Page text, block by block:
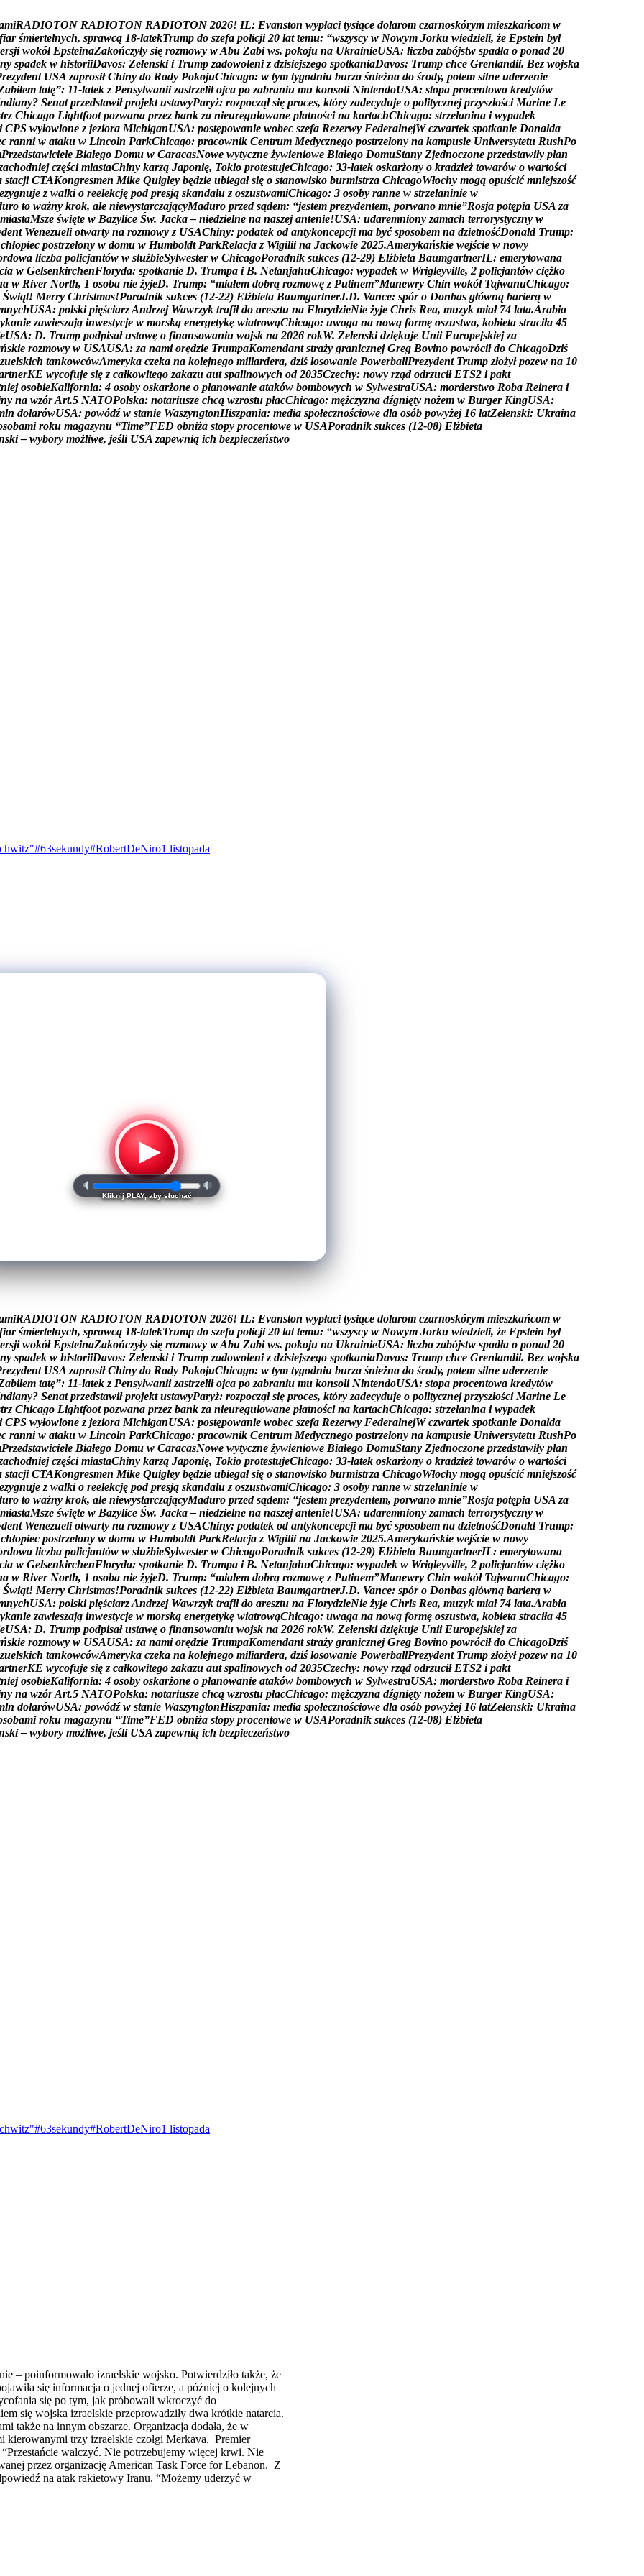
miRADIOTON RADIOTON RADIOTON 2026! IL: Evanston wypłaci tysiące dolarom czarnoskórym mieszkańcom w
fiar śmiertelnych, sprawcą 18-latekTrump do szefa policji 20 lat temu: “wszyscy w Nowym Jorku wiedzieli, że Epstein był
ersji wokół EpsteinaZakończyły się rozmowy wAbu Zabi ws. pokoju na UkrainieUSA: liczba zabójstw spadła o ponad 20
ny spadek w historiiDavos: Zełenski i Trump zadowoleni z dzisiejszego spotkaniaDavos: Trump chce Grenlandii. Bez wojska
rezydent USA zaprosił Chiny do Rady PokojuChicago: w tym tygodniu burza śnieżna do środy, potem silne uderzenie
abiłem tatę”: 11-latek z Pensylwanii zastrzelił ojca po zabraniu mu konsoli NintendoUSA: stopa procentowa kredytów
ndiany? Senat przedstawił projekt ustawyParyż: rozpoczął się proces, który zadecyduje o politycznej przyszłości Marine Le
trz Chicago Lightfoot pozwana przez bank za nieuregulowane płatności na kartachChicago: strzelanina i wypadek
i CPS wyłowione z jeziora MichiganUSA: postępowanie wobec szefa Rezerwy FederalnejW czwartek spotkanie Donalda
c ranni w ataku w Lincoln ParkChicago: pracownik Centrum Medycznego postrzelony na kampusie Uniwersytetu RushPo
Przedstawiciele Białego Domu w CaracasNowe wytyczne żywieniowe Białego DomuStany Zjednoczone przedstawiły plan
achodniej części miastaChiny karzą Japonię, Tokio protestujeChicago: 33-latek oskarżony o kradzież towarów o wartości
stacji CTAKongresmen Mike Quigley będzie ubiegał się o stanowisko burmistrza ChicagoWłochy mogą opuścić mniejszość
ezygnuje z walki o reelekcję pod presją skandalu z oszustwamiChicago: 3 osoby ranne w strzelaninie w
uro to ważny krok, ale niewystarczającyMaduro przed sądem: “jestem prezydentem, porwano mnie”Rosja potępia USA za
miastaMsze święte w Bazylice Św. Jacka – niedzielne na naszej antenie!USA: udaremniony zamach terrorystyczny w
dent Wenezueli otwarty na rozmowy z USAChiny: podatek od antykoncepcji ma być sposobem na dzietnośćDonald Trump:
chłopiec postrzelony w domu w Humboldt ParkRelacja z Wigilii na Jackowie 2025.Amerykańskie wejście w nowy
rdowa liczba policjantów w służbieSylwester w ChicagoPoradnik sukces (12-29) Elżbieta BaumgartnerIL: emerytowana
cia w GelsenkirchenFloryda: spotkanie D. Trumpa i B. NetanjahuChicago: wypadek w Wrigleyville, 2 policjantów ciężko
a w River North, 1 osoba nie żyjeD. Trump: “miałem dobrą rozmowę z Putinem”Manewry Chin wokół TajwanuChicago:
Świąt! Merry Christmas!Poradnik sukces (12-22) Elżbieta BaumgartnerJ.D. Vance: spór o Donbas główną barierą w
nychUSA: polski pięściarzAndrzej Wawrzyk trafił do aresztu na FlorydzieNie żyje Chris Rea, muzyk miał 74 lata.Arabia
ykanie zawieszają inwestycje w morską energetykę wiatrowąChicago: uwaga na nową formę oszustwa, kobieta straciła 45
eUSA: D. Trump podpisał ustawę o finansowaniu wojsk na 2026 rokW. Zełenski dziękuje Unii Europejskiej za
ńskie rozmowy w USAUSA: za nami orędzie TrumpaKomendant straży granicznej Greg Bovino powrócił do ChicagoDziś
zuelskich tankowcówAmeryka czeka na kolejnego miliardera, dziś losowanie PowerballPrezydent Trump złożył pozew na 10
rtnerKE wycofuje się z całkowitego zakazu aut spalinowych od 2035Czechy: nowy rząd odrzucił ETS2 i pakt
niej osobieKalifornia: 4 osoby oskarżone o planowanie ataków bombowych w SylwestraUSA: morderstwo Roba Reinera i
ny na wzórArt.5 NATOPolska: notariusze chcą wzrostu płacChicago: mężczyzna dźgnięty nożem w Burger KingUSA:
ln dolarówUSA: powódź w stanie WaszyngtonHiszpania: media społecznościowe dla osób powyżej 16 latZełenski: Ukraina
sobami roku magazynu “Time”FED obniża stopy procentowe w USAPoradnik sukces (12-08) Elżbieta
ski – wybory możliwe, jeśli USA zapewnią ich bezpieczeństwo
#63sekundy#RobertDeNiro1 listopada
▶
Kliknij PLAY, aby słuchać
miRADIOTON RADIOTON RADIOTON 2026! IL: Evanston wypłaci tysiące dolarom czarnoskórym mieszkańcom w
fiar śmiertelnych, sprawcą 18-latekTrump do szefa policji 20 lat temu: “wszyscy w Nowym Jorku wiedzieli, że Epstein był
ersji wokół EpsteinaZakończyły się rozmowy wAbu Zabi ws. pokoju na UkrainieUSA: liczba zabójstw spadła o ponad 20
ny spadek w historiiDavos: Zełenski i Trump zadowoleni z dzisiejszego spotkaniaDavos: Trump chce Grenlandii. Bez wojska
rezydent USA zaprosił Chiny do Rady PokojuChicago: w tym tygodniu burza śnieżna do środy, potem silne uderzenie
abiłem tatę”: 11-latek z Pensylwanii zastrzelił ojca po zabraniu mu konsoli NintendoUSA: stopa procentowa kredytów
ndiany? Senat przedstawił projekt ustawyParyż: rozpoczął się proces, który zadecyduje o politycznej przyszłości Marine Le
trz Chicago Lightfoot pozwana przez bank za nieuregulowane płatności na kartachChicago: strzelanina i wypadek
i CPS wyłowione z jeziora MichiganUSA: postępowanie wobec szefa Rezerwy FederalnejW czwartek spotkanie Donalda
c ranni w ataku w Lincoln ParkChicago: pracownik Centrum Medycznego postrzelony na kampusie Uniwersytetu RushPo
Przedstawiciele Białego Domu w CaracasNowe wytyczne żywieniowe Białego DomuStany Zjednoczone przedstawiły plan
achodniej części miastaChiny karzą Japonię, Tokio protestujeChicago: 33-latek oskarżony o kradzież towarów o wartości
stacji CTAKongresmen Mike Quigley będzie ubiegał się o stanowisko burmistrza ChicagoWłochy mogą opuścić mniejszość
ezygnuje z walki o reelekcję pod presją skandalu z oszustwamiChicago: 3 osoby ranne w strzelaninie w
uro to ważny krok, ale niewystarczającyMaduro przed sądem: “jestem prezydentem, porwano mnie”Rosja potępia USA za
miastaMsze święte w Bazylice Św. Jacka – niedzielne na naszej antenie!USA: udaremniony zamach terrorystyczny w
dent Wenezueli otwarty na rozmowy z USAChiny: podatek od antykoncepcji ma być sposobem na dzietnośćDonald Trump:
chłopiec postrzelony w domu w Humboldt ParkRelacja z Wigilii na Jackowie 2025.Amerykańskie wejście w nowy
rdowa liczba policjantów w służbieSylwester w ChicagoPoradnik sukces (12-29) Elżbieta BaumgartnerIL: emerytowana
cia w GelsenkirchenFloryda: spotkanie D. Trumpa i B. NetanjahuChicago: wypadek w Wrigleyville, 2 policjantów ciężko
a w River North, 1 osoba nie żyjeD. Trump: “miałem dobrą rozmowę z Putinem”Manewry Chin wokół TajwanuChicago:
Świąt! Merry Christmas!Poradnik sukces (12-22) Elżbieta BaumgartnerJ.D. Vance: spór o Donbas główną barierą w
nychUSA: polski pięściarzAndrzej Wawrzyk trafił do aresztu na FlorydzieNie żyje Chris Rea, muzyk miał 74 lata.Arabia
ykanie zawieszają inwestycje w morską energetykę wiatrowąChicago: uwaga na nową formę oszustwa, kobieta straciła 45
eUSA: D. Trump podpisał ustawę o finansowaniu wojsk na 2026 rokW. Zełenski dziękuje Unii Europejskiej za
ńskie rozmowy w USAUSA: za nami orędzie TrumpaKomendant straży granicznej Greg Bovino powrócił do ChicagoDziś
zuelskich tankowcówAmeryka czeka na kolejnego miliardera, dziś losowanie PowerballPrezydent Trump złożył pozew na 10
rtnerKE wycofuje się z całkowitego zakazu aut spalinowych od 2035Czechy: nowy rząd odrzucił ETS2 i pakt
niej osobieKalifornia: 4 osoby oskarżone o planowanie ataków bombowych w SylwestraUSA: morderstwo Roba Reinera i
ny na wzórArt.5 NATOPolska: notariusze chcą wzrostu płacChicago: mężczyzna dźgnięty nożem w Burger KingUSA:
ln dolarówUSA: powódź w stanie WaszyngtonHiszpania: media społecznościowe dla osób powyżej 16 latZełenski: Ukraina
sobami roku magazynu “Time”FED obniża stopy procentowe w USAPoradnik sukces (12-08) Elżbieta
ski – wybory możliwe, jeśli USA zapewnią ich bezpieczeństwo
#63sekundy#RobertDeNiro1 listopada
– poinformowało izraelskie wojsko. Potwierdziło także, że
się informacja o jednej ofierze, a później o kolejnych
się po tym, jak próbowali wkroczyć do
się wojska izraelskie przeprowadziły dwa krótkie natarcia.
także na innym obszarze. Organizacja dodała, że w
kierowanymi trzy izraelskie czołgi Merkava. Premier
walczyć. Nie potrzebujemy więcej krwi. Nie
przez organizację American Task Force for Lebanon. Z
na atak rakietowy Iranu. “Możemy uderzyć w